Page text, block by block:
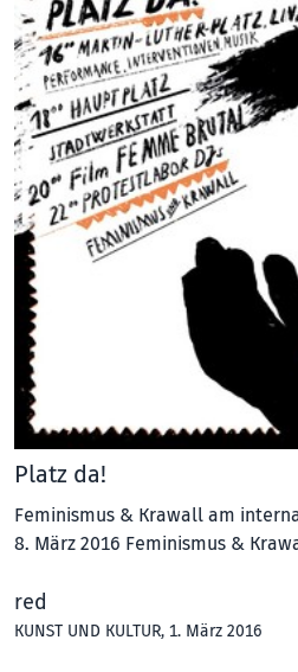
Platz da!
Feminismus & Krawall am
8. März 2016 Feminismus &
red
KUNST UND KULTUR, 1. März 2016